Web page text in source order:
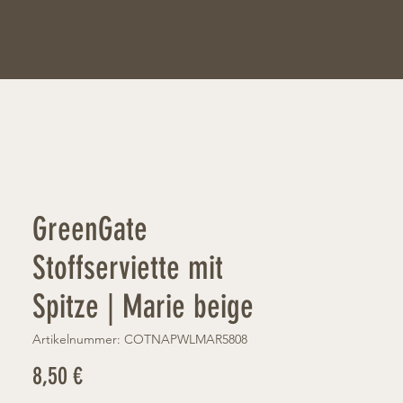
GreenGate
Stoffserviette mit
Spitze | Marie beige
Artikelnummer: COTNAPWLMAR5808
8,50 €Preis